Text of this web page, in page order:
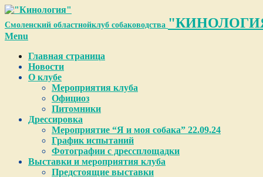
Skip
to
content
Смоленский областнойклуб собаководства
Primary
Menu
Menu
Главная страница
Новости
О клубе
Мероприятия клуба
Официоз
Питомники
Дрессировка
Мероприятие “Я и моя собака” 22.09.24
График испытаний
Фотографии с дрессплощадки
Выставки и мероприятия клуба
Предстоящие выставки